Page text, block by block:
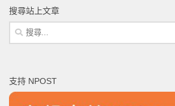
搜尋站上文章
搜
尋
字:
支持 NPOST